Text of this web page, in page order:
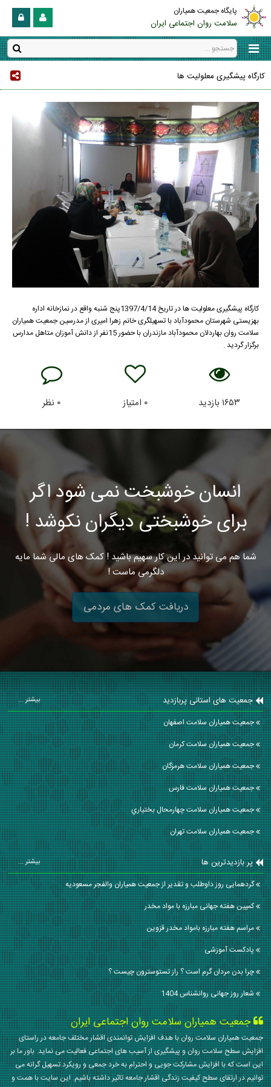
پایگاه جمعیت همیاران
سلامت روان اجتماعی ایران
کارگاه پیشگیری معلولیت ها
کارگاه پیشگیری معلولیت ها در تاریخ 1397/4/14پنج شنبه واقع در نمازخانه اداره
بهزیستی شهرستان محمودآباد با تسهیلگری خانم زهرا امیری از مدرسین جمعیت همیاران
سلامت روان بهاردلان محمودآباد مازندران با حضور 15نفر از دانش آموزان متاهل مدارس
برگزار گردید .
۱۶۵۳بازدید ۰ امتیاز ۰ نظر
انسان خوشبخت نمی شود اگر
برای خوشبختی دیگران نکوشد !
شما هم می توانید در این کار سهیم باشید ! کمک های مالی شما مایه
دلگرمی ماست !
دریافت کمک های مردمی
جمعیت های استانی پربازدید بیشتر ...
جمعیت همیاران سلامت اصفهان
جمعیت همیاران سلامت كرمان
جمعیت همیاران سلامت هرمزگان
جمعیت همیاران سلامت فارس
جمعیت همیاران سلامت چهارمحال بختياري
جمعیت همیاران سلامت تهران
پر بازدیدترین ها بیشتر ...
گردهمایی روز داوطلب و تقدیر از جمعیت همیاران والفجر مسعودیه
کمپین هفته جهانی مبارزه با مواد مخدر
مراسم هفته مبارزه بامواد مخدر قزوین
پادکست آموزشی
چرا بدن مردان گرم است ؟ راز تستوسترون چیست ؟
شعار روز جهانی روانشناس 1404
جمعیت همیاران سلامت روان اجتماعی ایران
جمعیت همیاران سلامت روان با هدف افزایش توانمندی اقشار مختلف جامعه در راستای
افزایش سطح سلامت روان و پیشگیری از آسیب های اجتماعی فعالیت می نماید. باور ما بر
این است که با افزایش مشارکت جویی و احترام به خرد جمعی و رویکرد تسهیل گرانه می
توانیم در ارتقای سطح کیفیت زندگی اقشار جامعه تاثیر داشته باشیم. این سایت با همت و